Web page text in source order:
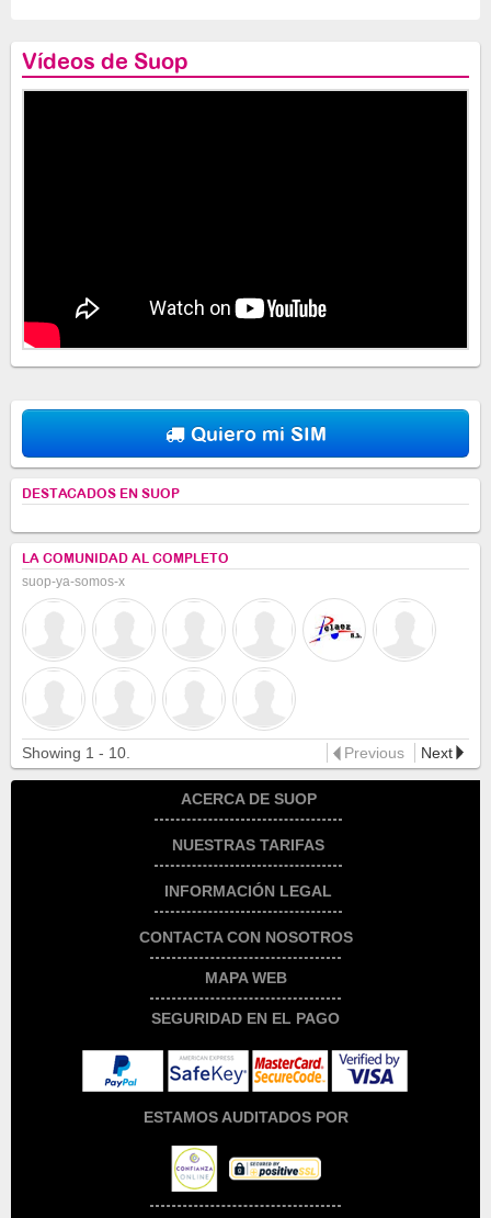
Vídeos de Suop
Quiero mi SIM
DESTACADOS EN SUOP
LA COMUNIDAD AL COMPLETO
suop-ya-somos-x
Showing 1 - 10. Previous Next
ACERCA DE SUOP
Descubre más sobre nosotros
Viaja sin roaming
Soporte y ayuda
NUESTRAS TARIFAS
Tarifas de móvil con 5G
Prepago sin cuotas
Tarifas IoT & M2M
INFORMACIÓN LEGAL
Aviso legal del sitio web
Política de cookies de suop.es
Condiciones de contratación
CONTACTA CON NOSOTROS
MAPA WEB
SEGURIDAD EN EL PAGO
ESTAMOS AUDITADOS POR